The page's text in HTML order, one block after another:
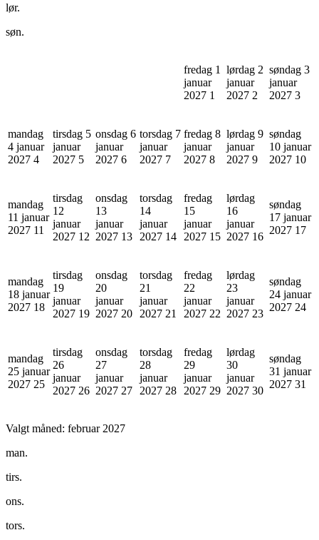
lør.
søn.
fredag 1
januar
2027 1
lørdag 2
januar
2027 2
søndag 3
januar
2027 3
mandag
4 januar
2027 4
tirsdag 5
januar
2027 5
onsdag 6
januar
2027 6
torsdag 7
januar
2027 7
fredag 8
januar
2027 8
lørdag 9
januar
2027 9
søndag
10 januar
2027 10
mandag
11 januar
2027 11
tirsdag
12
januar
2027 12
onsdag
13
januar
2027 13
torsdag
14
januar
2027 14
fredag
15
januar
2027 15
lørdag
16
januar
2027 16
søndag
17 januar
2027 17
mandag
18 januar
2027 18
tirsdag
19
januar
2027 19
onsdag
20
januar
2027 20
torsdag
21
januar
2027 21
fredag
22
januar
2027 22
lørdag
23
januar
2027 23
søndag
24 januar
2027 24
mandag
25 januar
2027 25
tirsdag
26
januar
2027 26
onsdag
27
januar
2027 27
torsdag
28
januar
2027 28
fredag
29
januar
2027 29
lørdag
30
januar
2027 30
søndag
31 januar
2027 31
Valgt måned: februar 2027
man.
tirs.
ons.
tors.